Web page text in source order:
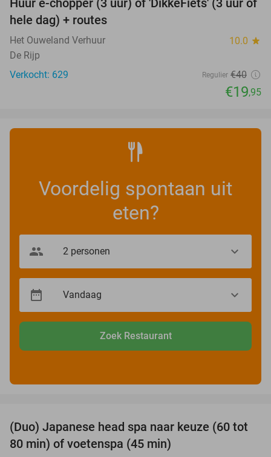
50%
hele dag) + routes
Het Ouweland Verhuur 10.0 star
De Rijp
Verkocht: 629
Regulier €40
€19,95
Voordelig spontaan uit
eten?
Zoek Restaurant
38%
(Duo) Japanese head spa naar keuze (60 tot
80 min) of voetenspa (45 min)